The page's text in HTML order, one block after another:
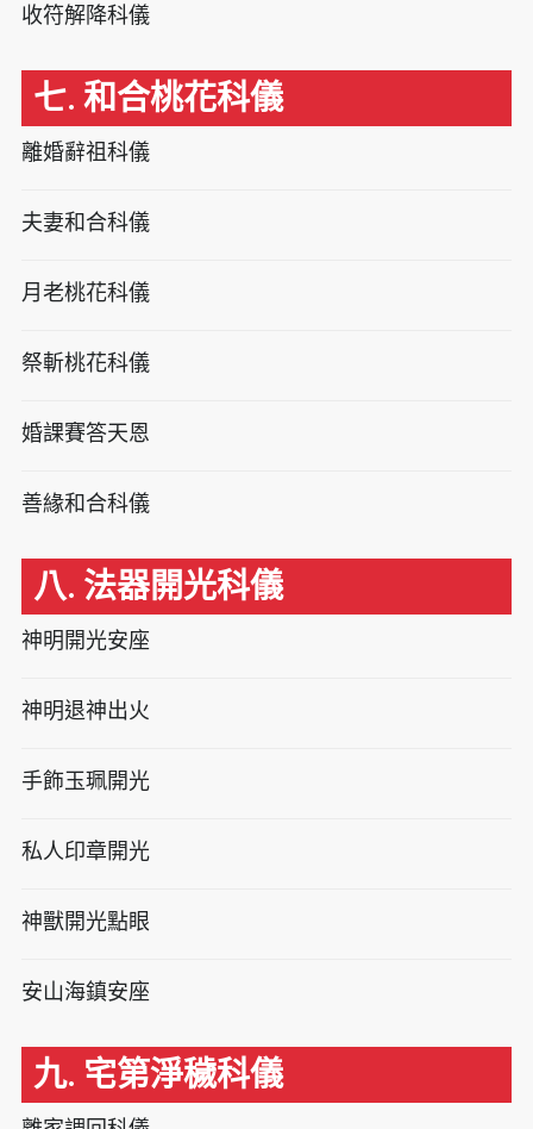
收符解降科儀
七. 和合桃花科儀
離婚辭祖科儀
夫妻和合科儀
月老桃花科儀
祭斬桃花科儀
婚課賽答天恩
善緣和合科儀
八. 法器開光科儀
神明開光安座
神明退神出火
手飾玉珮開光
私人印章開光
神獸開光點眼
安山海鎮安座
九. 宅第淨穢科儀